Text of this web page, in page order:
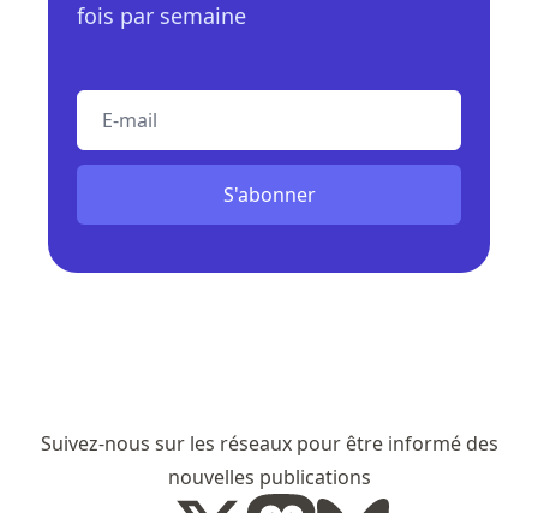
fois par semaine
S'abonner
Suivez-nous sur les réseaux pour être informé des
nouvelles publications